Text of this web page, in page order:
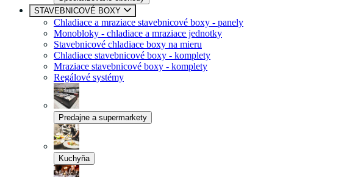
STAVEBNICOVÉ BOXY
Chladiace a mraziace stavebnicové boxy - panely
Monobloky - chladiace a mraziace jednotky
Stavebnicové chladiace boxy na mieru
Chladiace stavebnicové boxy - komplety
Mraziace stavebnicové boxy - komplety
Regálové systémy
Predajne a supermarkety
Kuchyňa